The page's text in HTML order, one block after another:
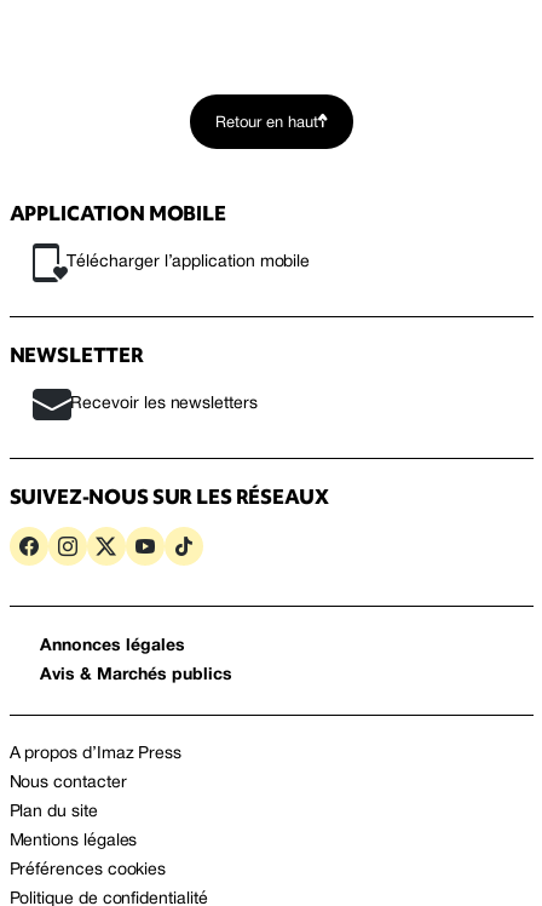
Retour en haut
APPLICATION MOBILE
Télécharger l’application mobile
NEWSLETTER
Recevoir les newsletters
SUIVEZ-NOUS SUR LES RÉSEAUX
Annonces légales
Avis & Marchés publics
A propos d’Imaz Press
Nous contacter
Plan du site
Mentions légales
Préférences cookies
Politique de confidentialité